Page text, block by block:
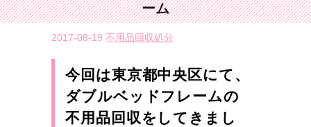
ーム
2017-08-19 不用品回収処分
今回は東京都中央区にて、
ダブルベッドフレームの
不用品回収をしてきまし